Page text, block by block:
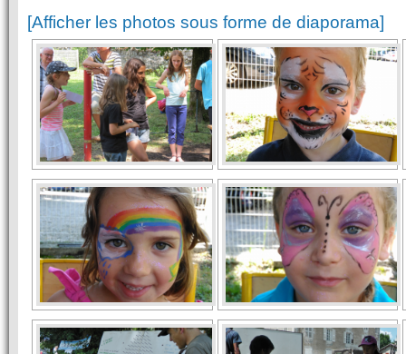
[Afficher les photos sous forme de diaporama]